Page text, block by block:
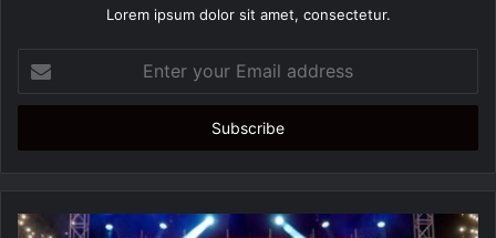
Lorem ipsum dolor sit amet, consectetur.
t
r
u